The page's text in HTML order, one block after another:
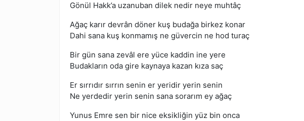
Gönül Hakk’a uzanuban dilek nedir neye muhtâç
Ağaç karır devrân döner kuş budağa birkez konar
Dahi sana kuş konmamış ne güvercin ne hod turaç
Bir gün sana zevâl ere yüce kaddin ine yere
Budakların oda gire kaynaya kazan kıza saç
Er sırrıdır sırrın senin er yeridir yerin senin
Ne yerdedir yerin senin sana sorarım ey ağaç
Yunus Emre sen bir nice eksikliğin yüz bin onca